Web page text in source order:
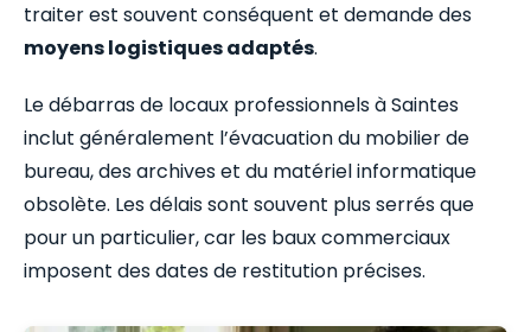
traiter est souvent conséquent et demande des
moyens logistiques adaptés.
Le débarras de locaux professionnels à Saintes
inclut généralement l’évacuation du mobilier de
bureau, des archives et du matériel informatique
obsolète. Les délais sont souvent plus serrés que
pour un particulier, car les baux commerciaux
imposent des dates de restitution précises.